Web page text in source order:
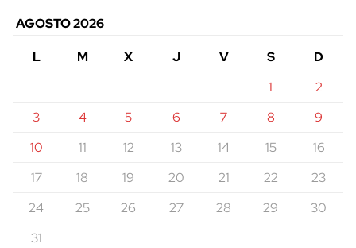
AGOSTO 2026
L
M X J V S
D
1
2
3
4 5 6 7 8
9
10
11 12 13 14 15
16
17
18 19 20 21 22
23
24
25 26 27 28 29
30
31